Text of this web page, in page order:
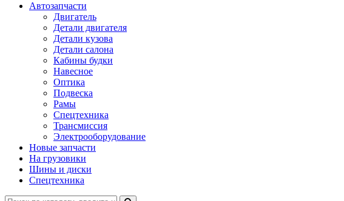
Автозапчасти
Двигатель
Детали двигателя
Детали кузова
Детали салона
Кабины будки
Навесное
Оптика
Подвеска
Рамы
Спецтехника
Трансмиссия
Электрооборудование
Новые запчасти
На грузовики
Шины и диски
Спецтехника